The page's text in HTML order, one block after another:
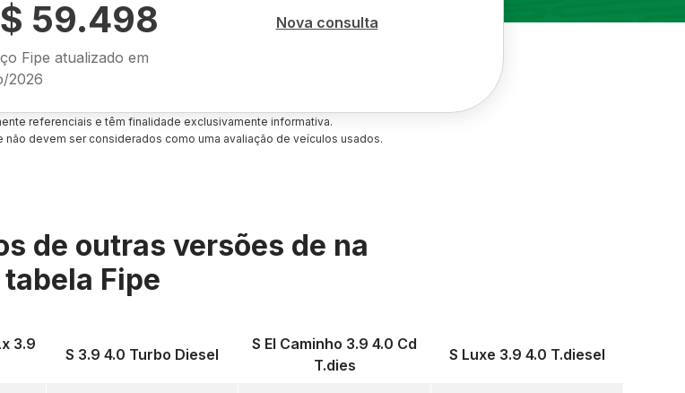
59.498
Fipe atualizado em
2026
Nova consulta
referenciais e têm finalidade exclusivamente informativa.
devem ser considerados como uma avaliação de veículos usados.
de outras versões de na
tabela Fipe
3.9
S 3.9 4.0 Turbo Diesel
S El Caminho 3.9 4.0 Cd
T.dies
S Luxe 3.9 4.0 T.diesel